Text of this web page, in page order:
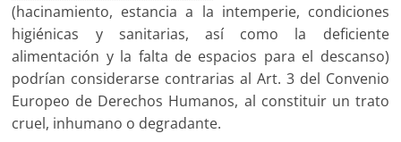
(hacinamiento, estancia a la intemperie, condiciones
higiénicas y sanitarias, así como la deficiente
alimentación y la falta de espacios para el descanso)
podrían considerarse contrarias al Art. 3 del Convenio
Europeo de Derechos Humanos, al constituir un trato
cruel, inhumano o degradante.